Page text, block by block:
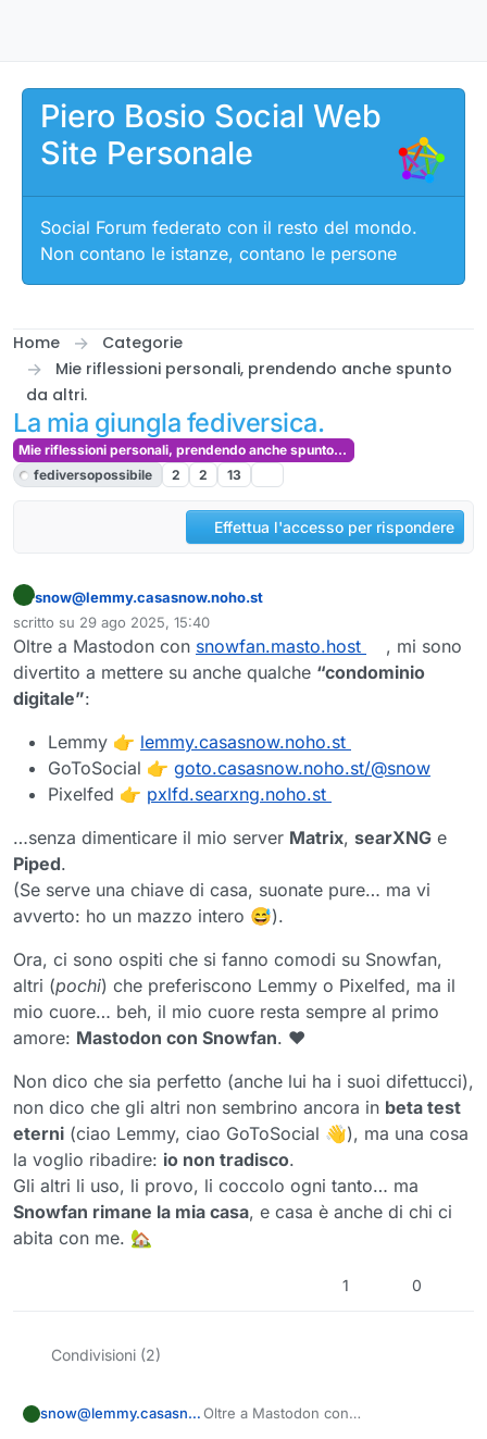
Piero Bosio Social Web
Site Personale
Social Forum federato con il resto del mondo.
Non contano le istanze, contano le persone
Home
Categorie
Mie riflessioni personali, prendendo anche spunto
da altri.
La mia giungla fediversica.
Mie riflessioni personali, prendendo anche spunto da altri.
fediversopossibile
2 2 13
Effettua l'accesso per rispondere
Questo utente è esterno a questo forum
snow@lemmy.casasnow.noho.st
scritto su 29 ago 2025, 15:40
ultima modifica di
Oltre a Mastodon con snowfan.masto.host
, mi sono
divertito a mettere su anche qualche “condominio
digitale”:
Lemmy 👉 lemmy.casasnow.noho.st
GoToSocial 👉 goto.casasnow.noho.st/@snow
Pixelfed 👉 pxlfd.searxng.noho.st
…senza dimenticare il mio server Matrix, searXNG e
Piped.
(Se serve una chiave di casa, suonate pure… ma vi
avverto: ho un mazzo intero 😅).
Ora, ci sono ospiti che si fanno comodi su Snowfan,
altri (pochi) che preferiscono Lemmy o Pixelfed, ma il
mio cuore… beh, il mio cuore resta sempre al primo
amore: Mastodon con Snowfan. ❤️
Non dico che sia perfetto (anche lui ha i suoi difettucci),
non dico che gli altri non sembrino ancora in beta test
eterni (ciao Lemmy, ciao GoToSocial 👋), ma una cosa
la voglio ribadire: io non tradisco.
Gli altri li uso, li provo, li coccolo ogni tanto… ma
Snowfan rimane la mia casa, e casa è anche di chi ci
abita con me. 🏡
1 0
Condivisioni (2)
snow@lemmy.casasnow.noho.stOltre a Mastodon con